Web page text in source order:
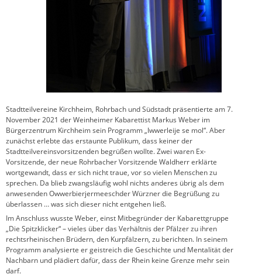
Stadtteilvereine Kirchheim, Rohrbach und Südstadt präsentierte am 7.
November 2021 der Weinheimer Kabarettist Markus Weber im
Bürgerzentrum Kirchheim sein Programm „Iwwerleije se mol“. Aber
zunächst erlebte das erstaunte Publikum, dass keiner der
Stadtteilvereinsvorsitzenden begrüßen wollte. Zwei waren Ex-
Vorsitzende, der neue Rohrbacher Vorsitzende Waldherr erklärte
wortgewandt, dass er sich nicht traue, vor so vielen Menschen zu
sprechen. Da blieb zwangsläufig wohl nichts anderes übrig als dem
anwesenden Owwerbierjermeeschder Würzner die Begrüßung zu
überlassen … was sich dieser nicht entgehen ließ.
Im Anschluss wusste Weber, einst Mitbegründer der Kabarettgruppe
„Die Spitzklicker“ – vieles über das Verhältnis der Pfälzer zu ihren
rechtsrheinischen Brüdern, den Kurpfälzern, zu berichten. In seinem
Programm analysierte er geistreich die Geschichte und Mentalität der
Nachbarn und plädiert dafür, dass der Rhein keine Grenze mehr sein
darf.